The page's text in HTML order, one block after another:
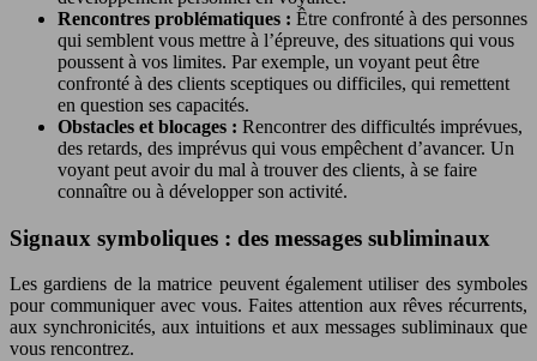
Rencontres problématiques : Être confronté à des personnes
qui semblent vous mettre à l’épreuve, des situations qui vous
poussent à vos limites. Par exemple, un voyant peut être
confronté à des clients sceptiques ou difficiles, qui remettent
en question ses capacités.
Obstacles et blocages : Rencontrer des difficultés imprévues,
des retards, des imprévus qui vous empêchent d’avancer. Un
voyant peut avoir du mal à trouver des clients, à se faire
connaître ou à développer son activité.
Signaux symboliques : des messages subliminaux
Les gardiens de la matrice peuvent également utiliser des symboles
pour communiquer avec vous. Faites attention aux rêves récurrents,
aux synchronicités, aux intuitions et aux messages subliminaux que
vous rencontrez.